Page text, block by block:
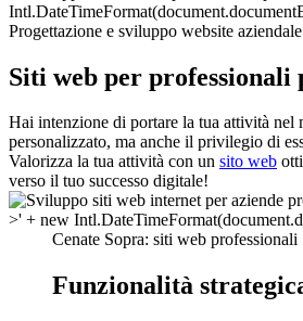
Progettazione e sviluppo website aziendale
Siti web per professionali
Hai intenzione di portare la tua attività nel
personalizzato, ma anche il privilegio di
Valorizza la tua attività con un sito web
verso il tuo successo digitale!
Cenate Sopra: siti web professionali
Funzionalità